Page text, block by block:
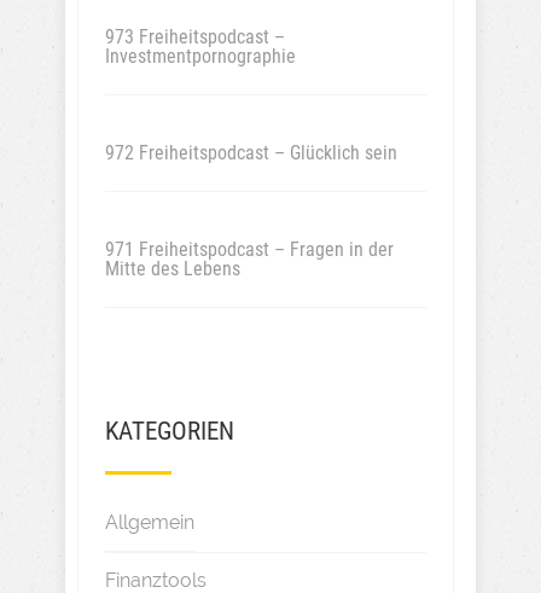
973 Freiheitspodcast –
Investmentpornographie
972 Freiheitspodcast – Glücklich sein
971 Freiheitspodcast – Fragen in der
Mitte des Lebens
KATEGORIEN
Allgemein
Finanztools